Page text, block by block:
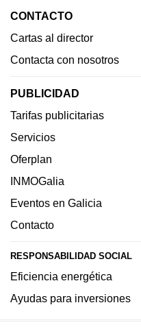
CONTACTO
Cartas al director
Contacta con nosotros
PUBLICIDAD
Tarifas publicitarias
Servicios
Oferplan
INMOGalia
Eventos en Galicia
Contacto
RESPONSABILIDAD SOCIAL
Eficiencia energética
Ayudas para inversiones